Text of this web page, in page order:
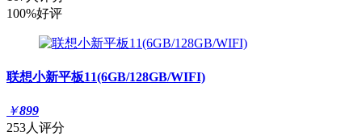
100%好评
联想小新平板11(6GB/128GB/WIFI)
￥899
253人评分